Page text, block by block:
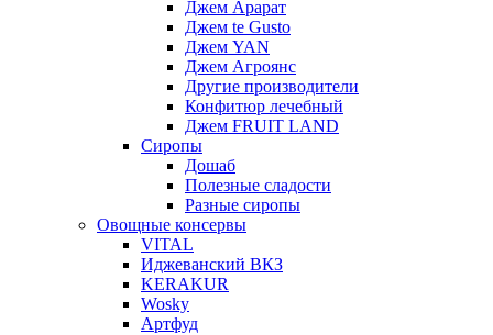
Джем Арарат
Джем te Gusto
Джем YAN
Джем Агроянс
Другие производители
Конфитюр лечебный
Джем FRUIT LAND
Сиропы
Дошаб
Полезные сладости
Разные сиропы
Овощные консервы
VITAL
Иджеванский ВКЗ
KERAKUR
Wosky
Артфуд